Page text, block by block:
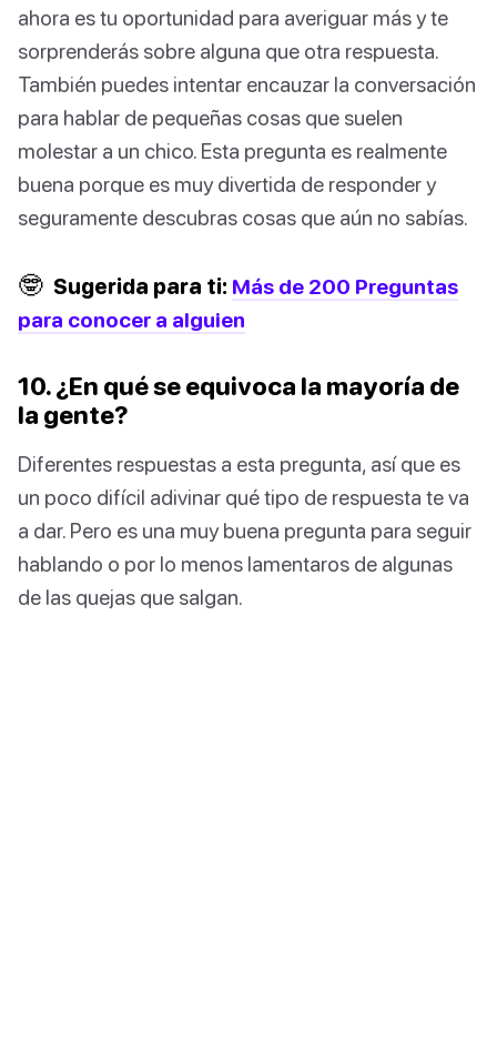
ahora es tu oportunidad para averiguar más y te
sorprenderás sobre alguna que otra respuesta.
También puedes intentar encauzar la conversación
para hablar de pequeñas cosas que suelen
molestar a un chico. Esta pregunta es realmente
buena porque es muy divertida de responder y
seguramente descubras cosas que aún no sabías.
🤓 Sugerida para ti: Más de 200 Preguntas
para conocer a alguien
10. ¿En qué se equivoca la mayoría de
la gente?
Diferentes respuestas a esta pregunta, así que es
un poco difícil adivinar qué tipo de respuesta te va
a dar. Pero es una muy buena pregunta para seguir
hablando o por lo menos lamentaros de algunas
de las quejas que salgan.